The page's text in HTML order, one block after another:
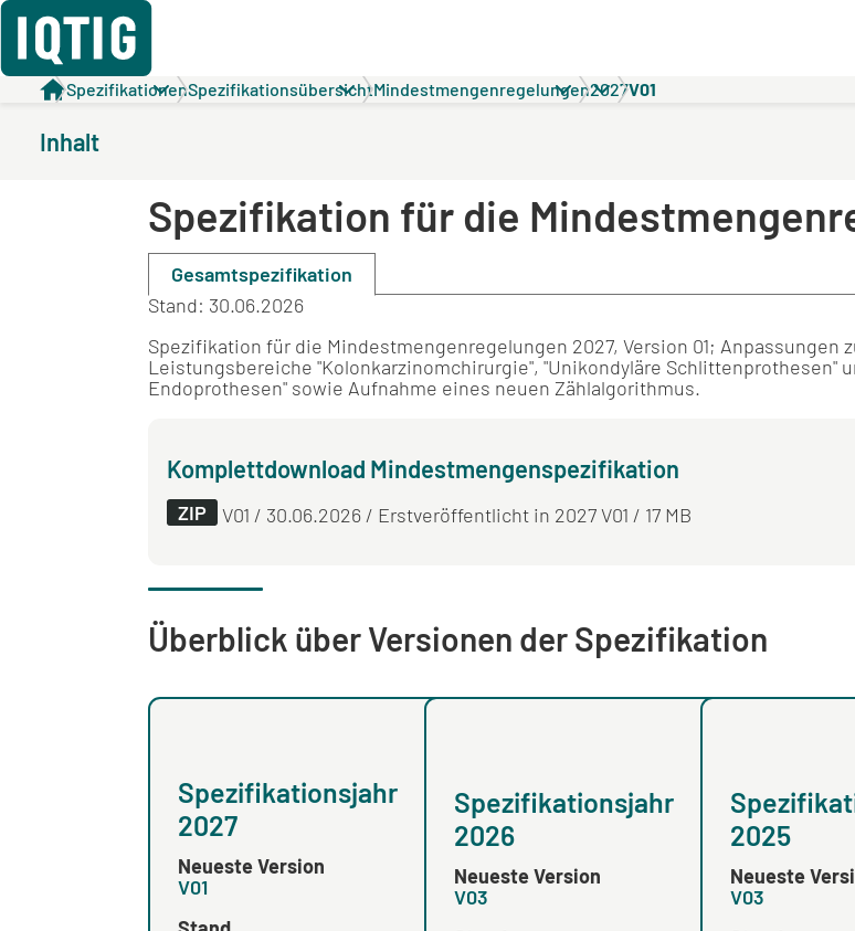
SpezifikationenSpezifikationsübersichtMindestmengenregelungen2027V01
Inhalt
Spezifikation für die
Gesamtspezifikation
Stand: 30.06.2026
Spezifikation für die Mindestmengenregelungen 2027, Version 01; Anpassungen
Leistungsbereiche "Kolonkarzinomchirurgie", "Unikondyläre Schlittenprothesen"
Endoprothesen" sowie Aufnahme eines neuen Zählalgorithmus.
Komplettdownload Mindestmengenspezifikation
ZIP V01 / 30.06.2026 / Erstveröffentlicht in 2027 V01 / 17 MB
Überblick über Versionen der Spezifikation
Spezifikationsjahr
2027
Neueste Version
V01
Spezifikationsjahr
2026
Neueste Version
V03
2025
Neueste
V03